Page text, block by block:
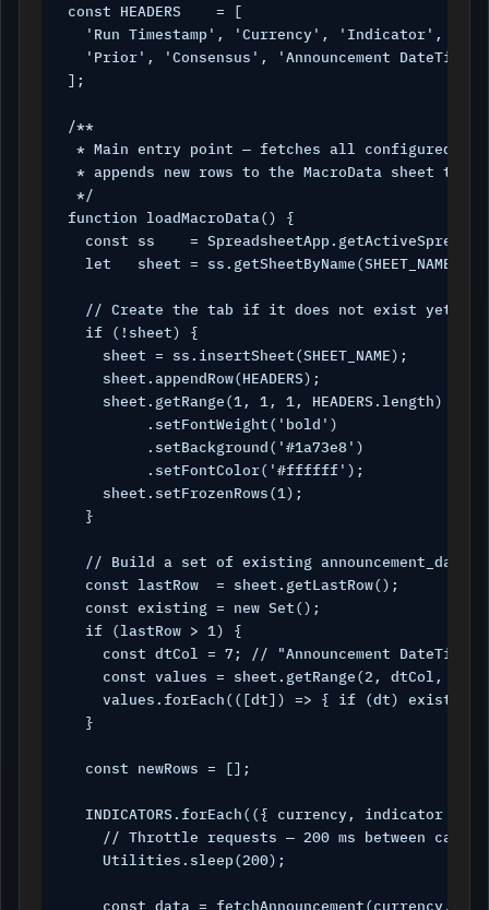
const HEADERS    = [
'Run Timestamp', 'Currency', 'Indicator',
'Prior', 'Consensus', 'Announcement
];
/**
* Main entry point — fetches all configured
* appends new rows to the MacroData sheet tab.
*/
function loadMacroData() {
const ss    =
  let   sheet = ss.getSheetByName(SHEET_NAME);
  // Create the tab if it does not exist yet
  if (!sheet) {
    sheet = ss.insertSheet(SHEET_NAME);
    sheet.appendRow(HEADERS);
    sheet.getRange(1, 1, 1, HEADERS.length)
         .setFontWeight('bold')
         .setBackground('#1a73e8')
         .setFontColor('#ffffff');
    sheet.setFrozenRows(1);
  }
// Build a set of existing
  const lastRow  = sheet.getLastRow();
  const existing = new Set();
  if (lastRow > 1) {
const dtCol = 7; // "Announcement DateTime"
const values = sheet.getRange(2, dtCol,
values.forEach(([dt]) => { if (dt)
  }
  const newRows = [];
INDICATORS.forEach(({ currency, indicator })
// Throttle requests — 200 ms between calls
    Utilities.sleep(200);
const data = fetchAnnouncement(currency,